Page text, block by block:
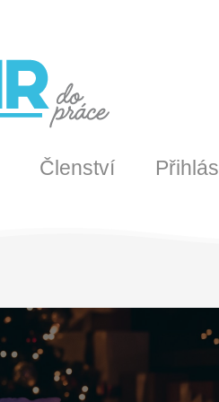
Členství